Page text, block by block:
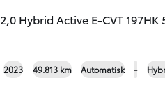
2,0 Hybrid Active E-CVT 197HK
2023 49.813 km Automatisk -